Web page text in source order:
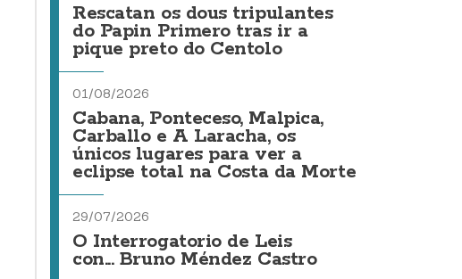
Rescatan os dous tripulantes
do Papin Primero tras ir a
pique preto do Centolo
01/08/2026
Cabana, Ponteceso, Malpica,
Carballo e A Laracha, os
únicos lugares para ver a
eclipse total na Costa da Morte
29/07/2026
O Interrogatorio de Leis
con... Bruno Méndez Castro